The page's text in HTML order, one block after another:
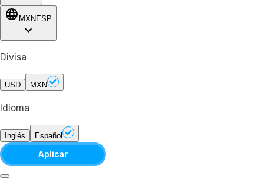
MXN ESP
Divisa
USD MXN
Idioma
Inglés Español
Aplicar